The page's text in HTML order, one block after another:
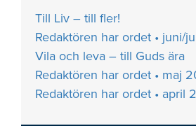
Till Liv – till fler!
Redaktören har ordet • juni/
Vila och leva – till Guds ära
Redaktören har ordet • maj
Redaktören har ordet • april